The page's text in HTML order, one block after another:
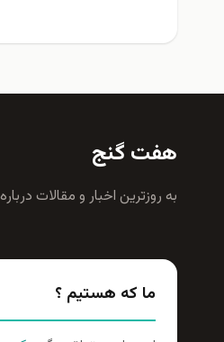
هفت گنج
به روزترين اخبار و مقالات
ما که هستیم ؟